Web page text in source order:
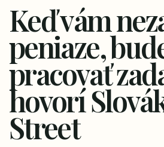
Keď vám
peniaze,
pracovať
hovorí
Street